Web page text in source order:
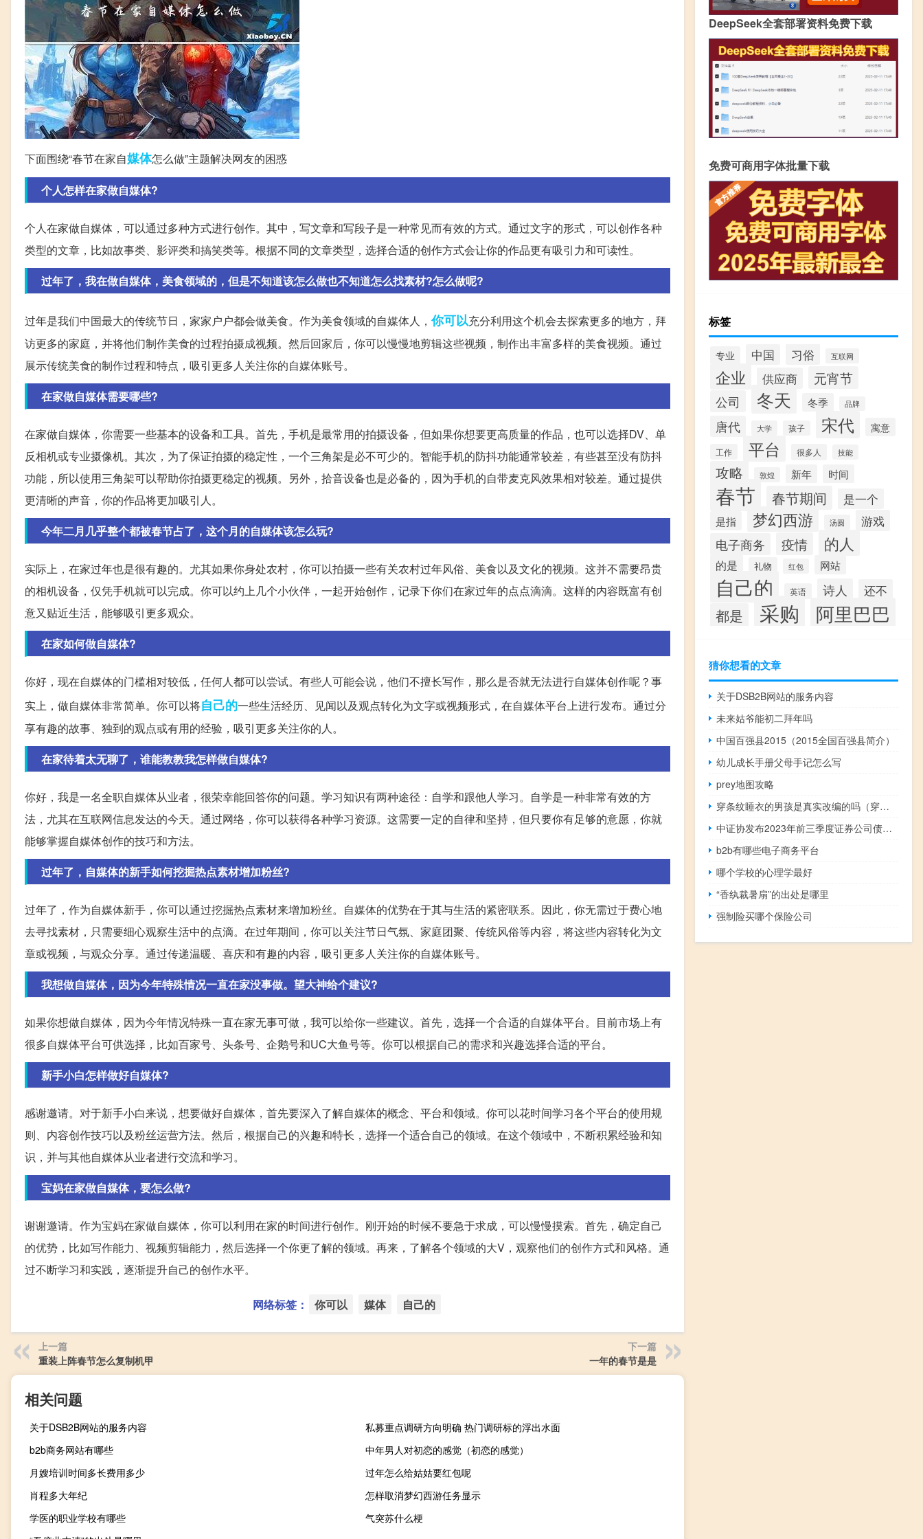
下面围绕“春节在家自媒体怎么做”主题解决网友的困惑
个人怎样在家做自媒体?
个人在家做自媒体，可以通过多种方式进行创作。其中，写文章和写段子是一种常见而有效的方式。通过文字的形式，可以创作各种
类型的文章，比如故事类、影评类和搞笑类等。根据不同的文章类型，选择合适的创作方式会让你的作品更有吸引力和可读性。
过年了，我在做自媒体，美食领域的，但是不知道该怎么做也不知道怎么找素材?怎么做呢?
过年是我们中国最大的传统节日，家家户户都会做美食。作为美食领域的自媒体人，你可以充分利用这个机会去探索更多的地方，拜
访更多的家庭，并将他们制作美食的过程拍摄成视频。然后回家后，你可以慢慢地剪辑这些视频，制作出丰富多样的美食视频。通过
展示传统美食的制作过程和特点，吸引更多人关注你的自媒体账号。
在家做自媒体需要哪些?
在家做自媒体，你需要一些基本的设备和工具。首先，手机是最常用的拍摄设备，但如果你想要更高质量的作品，也可以选择DV、单
反相机或专业摄像机。其次，为了保证拍摄的稳定性，一个三角架是必不可少的。智能手机的防抖功能通常较差，有些甚至没有防抖
功能，所以使用三角架可以帮助你拍摄更稳定的视频。另外，拾音设备也是必备的，因为手机的自带麦克风效果相对较差。通过提供
更清晰的声音，你的作品将更加吸引人。
今年二月几乎整个都被春节占了，这个月的自媒体该怎么玩?
实际上，在家过年也是很有趣的。尤其如果你身处农村，你可以拍摄一些有关农村过年风俗、美食以及文化的视频。这并不需要昂贵
的相机设备，仅凭手机就可以完成。你可以约上几个小伙伴，一起开始创作，记录下你们在家过年的点点滴滴。这样的内容既富有创
意又贴近生活，能够吸引更多观众。
在家如何做自媒体?
你好，现在自媒体的门槛相对较低，任何人都可以尝试。有些人可能会说，他们不擅长写作，那么是否就无法进行自媒体创作呢？事
实上，做自媒体非常简单。你可以将自己的一些生活经历、见闻以及观点转化为文字或视频形式，在自媒体平台上进行发布。通过分
享有趣的故事、独到的观点或有用的经验，吸引更多关注你的人。
在家待着太无聊了，谁能教教我怎样做自媒体?
你好，我是一名全职自媒体从业者，很荣幸能回答你的问题。学习知识有两种途径：自学和跟他人学习。自学是一种非常有效的方
法，尤其在互联网信息发达的今天。通过网络，你可以获得各种学习资源。这需要一定的自律和坚持，但只要你有足够的意愿，你就
能够掌握自媒体创作的技巧和方法。
过年了，自媒体的新手如何挖掘热点素材增加粉丝?
过年了，作为自媒体新手，你可以通过挖掘热点素材来增加粉丝。自媒体的优势在于其与生活的紧密联系。因此，你无需过于费心地
去寻找素材，只需要细心观察生活中的点滴。在过年期间，你可以关注节日气氛、家庭团聚、传统风俗等内容，将这些内容转化为文
章或视频，与观众分享。通过传递温暖、喜庆和有趣的内容，吸引更多人关注你的自媒体账号。
我想做自媒体，因为今年特殊情况一直在家没事做。望大神给个建议?
如果你想做自媒体，因为今年情况特殊一直在家无事可做，我可以给你一些建议。首先，选择一个合适的自媒体平台。目前市场上有
很多自媒体平台可供选择，比如百家号、头条号、企鹅号和UC大鱼号等。你可以根据自己的需求和兴趣选择合适的平台。
新手小白怎样做好自媒体?
感谢邀请。对于新手小白来说，想要做好自媒体，首先要深入了解自媒体的概念、平台和领域。你可以花时间学习各个平台的使用规
则、内容创作技巧以及粉丝运营方法。然后，根据自己的兴趣和特长，选择一个适合自己的领域。在这个领域中，不断积累经验和知
识，并与其他自媒体从业者进行交流和学习。
宝妈在家做自媒体，要怎么做?
谢谢邀请。作为宝妈在家做自媒体，你可以利用在家的时间进行创作。刚开始的时候不要急于求成，可以慢慢摸索。首先，确定自己
的优势，比如写作能力、视频剪辑能力，然后选择一个你更了解的领域。再来，了解各个领域的大V，观察他们的创作方式和风格。通
过不断学习和实践，逐渐提升自己的创作水平。
网络标签： 你可以 媒体 自己的
上一篇
重装上阵春节怎么复制机甲
下一篇
一年的春节是是
相关问题
关于DSB2B网站的服务内容
私募重点调研方向明确 热门调研标的浮出水面
b2b商务网站有哪些
中年男人对初恋的感觉（初恋的感觉）
月嫂培训时间多长费用多少
过年怎么给姑姑要红包呢
肖程多大年纪
怎样取消梦幻西游任务显示
学医的职业学校有哪些
气突苏什么梗
DeepSeek全套部署资料免费下载
免费可商用字体批量下载
标签
专业 中国 习俗 互联网
企业 供应商 元宵节
公司 冬天 冬季 品牌
唐代 大学 孩子 宋代 寓意
工作 平台 很多人 技能
攻略 敦煌 新年 时间
春节 春节期间 是一个
是指 梦幻西游 汤圆 游戏
电子商务 疫情 的人
的是 礼物 红包 网站
自己的 英语 诗人 还不
都是 采购 阿里巴巴
猜你想看的文章
关于DSB2B网站的服务内容
未来姑爷能初二拜年吗
中国百强县2015（2015全国百强县简介）
幼儿成长手册父母手记怎么写
prey地图攻略
穿条纹睡衣的男孩是真实改编的吗（穿条纹睡衣的男孩百度云）
中证协发布2023年前三季度证券公司债券承销业务专项统计
b2b有哪些电子商务平台
哪个学校的心理学最好
“香纨裁暑扇”的出处是哪里
强制险买哪个保险公司